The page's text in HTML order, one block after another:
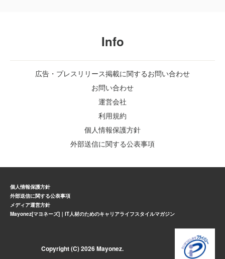
Info
広告・プレスリリース掲載に関するお問い合わせ
お問い合わせ
運営会社
利用規約
個人情報保護方針
外部送信に関する公表事項
個人情報保護方針
外部送信に関する公表事項
メディア運営方針
Mayonez[マヨネーズ]｜IT人材のためのキャリアライフスタイルマガジン
Copyright (C) 2026 Mayonez.